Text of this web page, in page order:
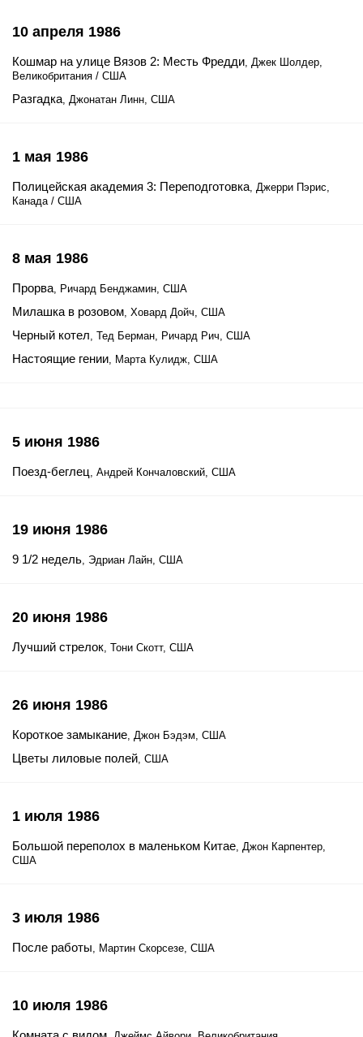
10 апреля 1986
Кошмар на улице Вязов 2: Месть Фредди, Джек Шолдер,
Великобритания / США
Разгадка, Джонатан Линн, США
1 мая 1986
Полицейская академия 3: Переподготовка, Джерри Пэрис,
Канада / США
8 мая 1986
Прорва, Ричард Бенджамин, США
Милашка в розовом, Ховард Дойч, США
Черный котел, Тед Берман, Ричард Рич, США
Настоящие гении, Марта Кулидж, США
5 июня 1986
Поезд-беглец, Андрей Кончаловский, США
19 июня 1986
9 1/2 недель, Эдриан Лайн, США
20 июня 1986
Лучший стрелок, Тони Скотт, США
26 июня 1986
Короткое замыкание, Джон Бэдэм, США
Цветы лиловые полей, США
1 июля 1986
Большой переполох в маленьком Китае, Джон Карпентер,
США
3 июля 1986
После работы, Мартин Скорсезе, США
10 июля 1986